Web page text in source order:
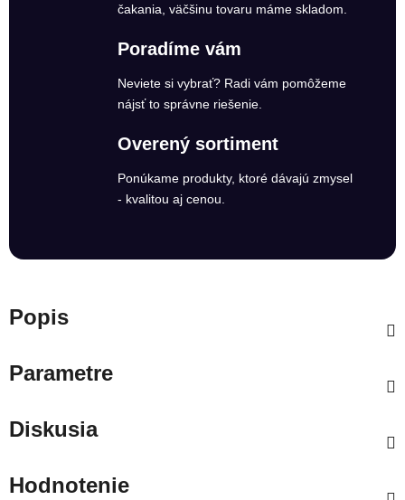
čakania, väčšinu tovaru máme skladom.
Poradíme vám
Neviete si vybrať? Radi vám pomôžeme
nájsť to správne riešenie.
Overený sortiment
Ponúkame produkty, ktoré dávajú zmysel
- kvalitou aj cenou.
Popis
Parametre
Diskusia
Hodnotenie